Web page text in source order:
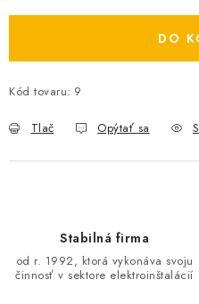
ČINNOSTI
VÝPREDAJ
B2B SEKCIA
DO
Kód tovaru: 9
Tlač Opýtať sa
Stabilná firma
od r. 1992, ktorá vykonáva svoju
činnosť v sektore elektroinštalácií